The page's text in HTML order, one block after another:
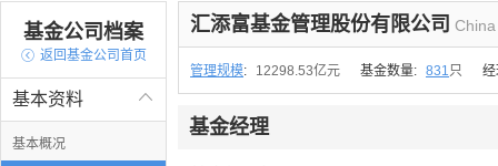
易方达上证中盘ETF联
基金公司档案
 返回基金公司首页

基本资料
基本概况
汇添富基金管理股份有限公司
管理规模: 12298.53亿元 基金数量: 831只
基金经理